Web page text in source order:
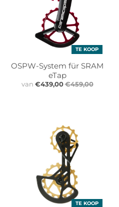
TE KOOP
OSPW-System für SRAM
eTap
van €439,00€459,00
TE KOOP